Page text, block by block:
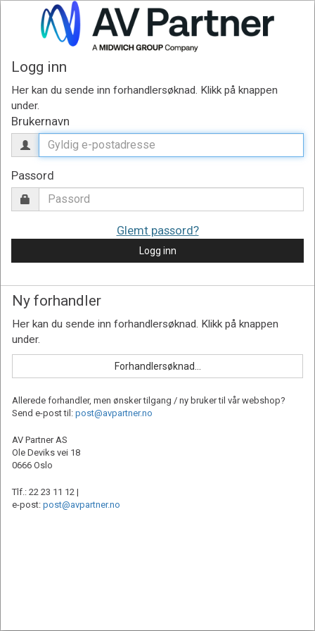
Logg inn
Brukernavn
Passord
Glemt passord?
Logg inn
Ny forhandler
Allerede forhandler, men ønsker tilgang / ny bruker til vår webshop?
Send e-post til: post@avpartner.no
AV Partner AS
Ole Deviks vei 18
0666 Oslo
Tlf.: 22 23 11 12 |
e-post: post@avpartner.no